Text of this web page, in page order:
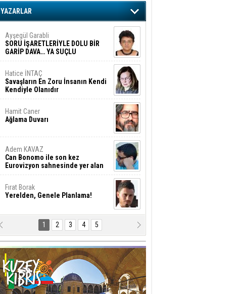
YAZARLAR
Ayşegül Garabli
SORU İŞARETLERİYLE DOLU BİR
GARİP DAVA… YA SUÇLU
DEĞİLSE???
Hatice İNTAÇ
Savaşların En Zoru İnsanın Kendi
Kendiyle Olanıdır
Hamit Caner
Ağlama Duvarı
Adem KAVAZ
Can Bonomo ile son kez
Eurovizyon sahnesinde yer alan
Türkiye 10 yıl aradan sonra
Fırat Borak
Yerelden, Genele Planlama!
Erkut YILMABAŞAR
Bayrak tartışmaları ve ihalesiz
işler!
Arif Alasya
2015 SONRASI VE AKINCI.
1 2 3 4 5